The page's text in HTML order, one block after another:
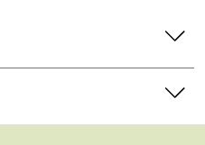
in white. Großes
für ein krümelfreies